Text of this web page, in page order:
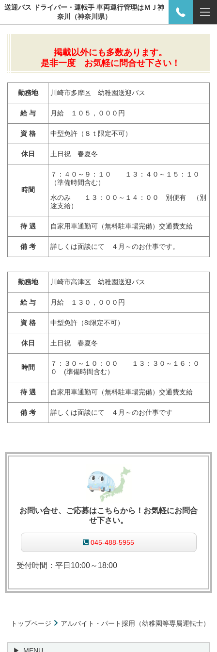
送迎バス ドライバー・運転手 車両運行管理はＭＪ神
奈川（神奈川県）
掲載以外にも多数あります。
是非一度 お気軽に問合せ下さい！
勤務地 川崎市多摩区 幼稚園送迎バス
給 与 月給 １０５，０００円
資 格 中型免許（８ｔ限定不可）
休日 土日祝 春夏冬
時間
７：４０～９：１０ １３：４０～１５：１０
（準備時間含む）
水のみ １３：００～１４：００ 別便有 （別
途支給）
待 遇 自家用車通勤可（無料駐車場完備）交通費支給
備 考 詳しくは面談にて ４月～のお仕事です。
勤務地 川崎市高津区 幼稚園送迎バス
給 与 月給 １３０，０００円
資 格 中型免許（8t限定不可）
休日 土日祝 春夏冬
時間
７：３０～１０：００ １３：３０～１６：０
０ (準備時間含む）
待 遇 自家用車通勤可（無料駐車場完備）交通費支給
備 考 詳しくは面談にて ４月～のお仕事です
お問い合せ、ご応募はこちらから！お気軽にお問合
せ下さい。
045-488-5955
受付時間：平日10:00～18:00
トップページ アルバイト・パート採用（幼稚園等専属運転士）